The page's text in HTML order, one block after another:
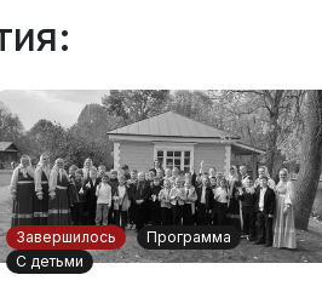
Завершилось
Программа
С детьми